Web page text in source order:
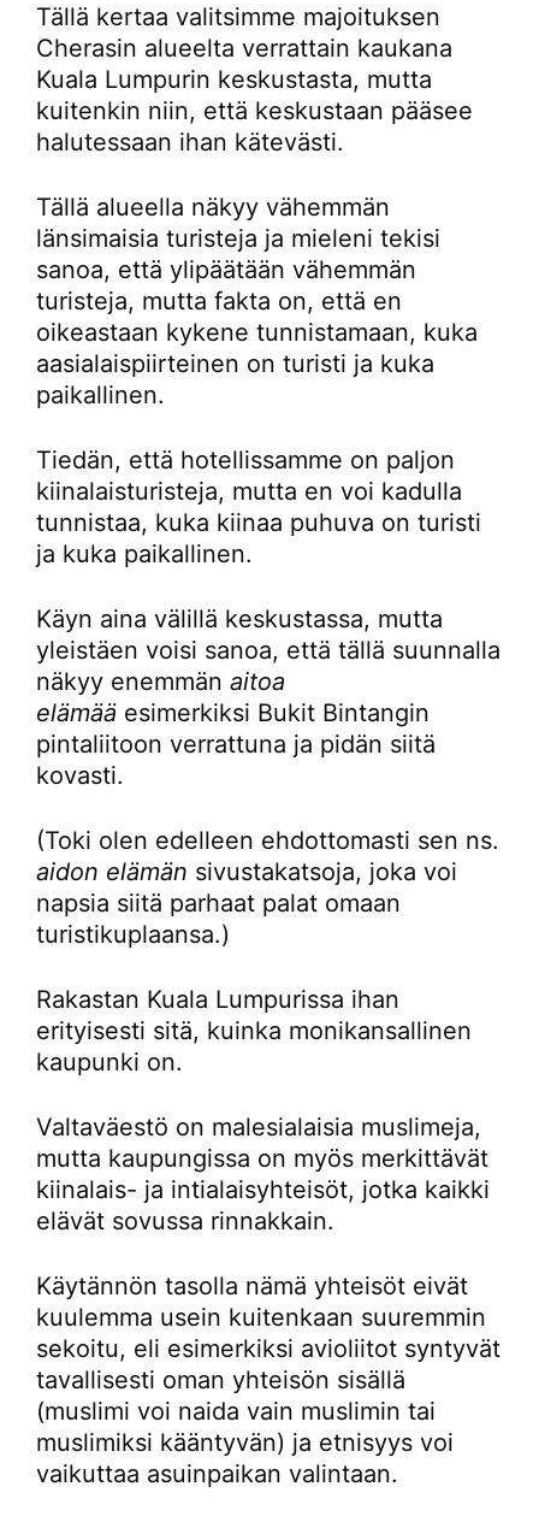
Tällä kertaa valitsimme majoituksen
Cherasin alueelta verrattain kaukana
Kuala Lumpurin keskustasta, mutta
kuitenkin niin, että keskustaan pääsee
halutessaan ihan kätevästi.
Tällä alueella näkyy vähemmän
länsimaisia turisteja ja mieleni tekisi
sanoa, että ylipäätään vähemmän
turisteja, mutta fakta on, että en
oikeastaan kykene tunnistamaan, kuka
aasialaispiirteinen on turisti ja kuka
paikallinen.
Tiedän, että hotellissamme on paljon
kiinalaisturisteja, mutta en voi kadulla
tunnistaa, kuka kiinaa puhuva on turisti
ja kuka paikallinen.
Käyn aina välillä keskustassa, mutta
yleistäen voisi sanoa, että tällä suunnalla
näkyy enemmän aitoa
elämää esimerkiksi Bukit Bintangin
pintaliitoon verrattuna ja pidän siitä
kovasti.
(Toki olen edelleen ehdottomasti sen ns.
aidon elämän sivustakatsoja, joka voi
napsia siitä parhaat palat omaan
turistikuplaansa.)
Rakastan Kuala Lumpurissa ihan
erityisesti sitä, kuinka monikansallinen
kaupunki on.
Valtaväestö on malesialaisia muslimeja,
mutta kaupungissa on myös merkittävät
kiinalais- ja intialaisyhteisöt, jotka kaikki
elävät sovussa rinnakkain.
Käytännön tasolla nämä yhteisöt eivät
kuulemma usein kuitenkaan suuremmin
sekoitu, eli esimerkiksi avioliitot syntyvät
tavallisesti oman yhteisön sisällä
(muslimi voi naida vain muslimin tai
muslimiksi kääntyvän) ja etnisyys voi
vaikuttaa asuinpaikan valintaan.